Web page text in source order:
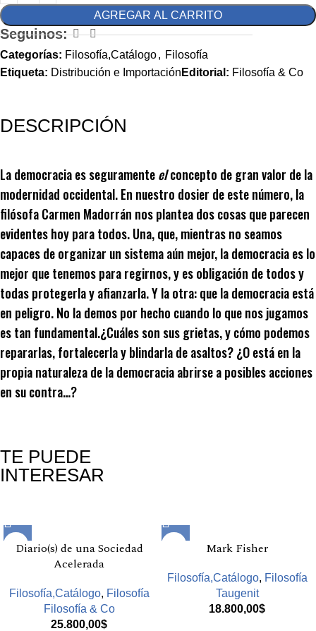
AGREGAR AL CARRITO
Seguinos:
Categorías: Filosofía,Catálogo, Filosofía
Etiqueta: Distribución e Importación Editorial: Filosofía & Co
DESCRIPCIÓN
La democracia es seguramenteelconcepto de gran valor de la
modernidad occidental. En nuestro dosier de este número, la
filósofa Carmen Madorrán nos plantea dos cosas que parecen
evidentes hoy para todos. Una, que, mientras no seamos
capaces de organizar un sistema aún mejor, la democracia es lo
mejor que tenemos para regirnos, y es obligación de todos y
todas protegerla y afianzarla. Y la otra: que la democracia está
en peligro. No la demos por hecho cuando lo que nos jugamos
es tan fundamental.¿Cuáles son sus grietas, y cómo podemos
repararlas, fortalecerla y blindarla de asaltos? ¿O está en la
propia naturaleza de la democracia abrirse a posibles acciones
en su contra…?
TE PUEDE
INTERESAR
Diario(s) de una Sociedad
Acelerada
Filosofía,Catálogo, Filosofía
Filosofía & Co
25.800,00$
Mark Fisher
Filosofía,Catálogo, Filosofía
Taugenit
18.800,00$